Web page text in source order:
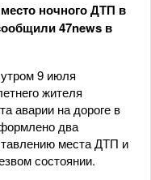
ночного ДТП в
47news в
9 июля
жителя
аварии на дороге в
два
места ДТП и
состоянии.